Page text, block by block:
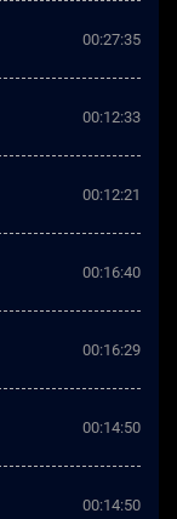
00:27:35
00:12:33
00:12:21
00:16:40
00:16:29
00:14:50
00:14:50